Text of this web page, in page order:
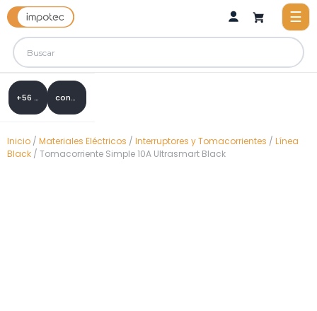
+56 9 8288 0307 contacto@impotec.cl
Inicio / Materiales Eléctricos / Interruptores y Tomacorrientes / Línea
Black / Tomacorriente Simple 10A Ultrasmart Black